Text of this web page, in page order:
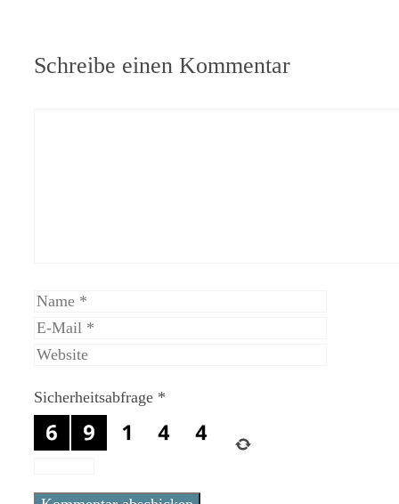
Schreibe einen Kommentar
Name
Sicherheitsabfrage *